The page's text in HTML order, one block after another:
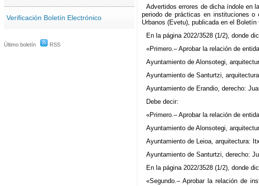
Verificación Boletín Electrónico
Último boletín RSS
Advertidos errores de dicha índole en
periodo de prácticas en instituciones o
Urbanos (Evetu), publicada en el
En la página 2022/3528 (1/2), donde
«Primero.– Aprobar la relación de
Ayuntamiento de Alonsotegi,
Ayuntamiento de Santurtzi,
Ayuntamiento de Erandio, derecho:
Debe decir:
«Primero.– Aprobar la relación de
Ayuntamiento de Alonsotegi,
Ayuntamiento de Leioa, arquitectura:
Ayuntamiento de Santurtzi, derecho:
En la página 2022/3528 (1/2), donde
«Segundo.– Aprobar la relación de